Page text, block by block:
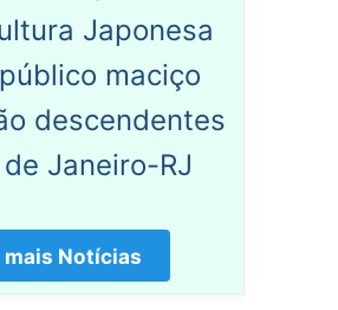
Japonesa
maciço
descendentes
Janeiro-RJ
mais Notícias